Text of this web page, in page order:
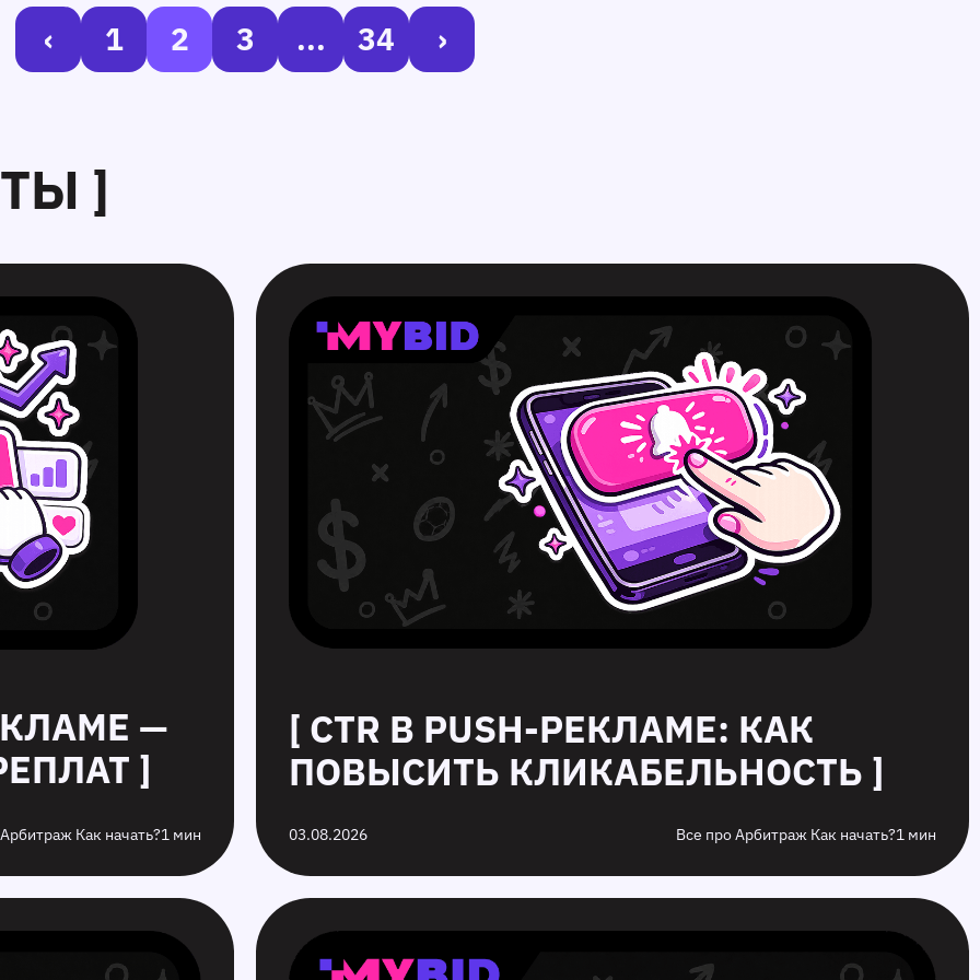
‹ 1 2 3 ... 34 ›
]
—
]
Как начать?1 мин
[ CTR В PUSH-РЕКЛАМЕ: КАК
ПОВЫСИТЬ КЛИКАБЕЛЬНОСТЬ ]
03.08.2026 Все про Арбитраж Как начать?1 мин